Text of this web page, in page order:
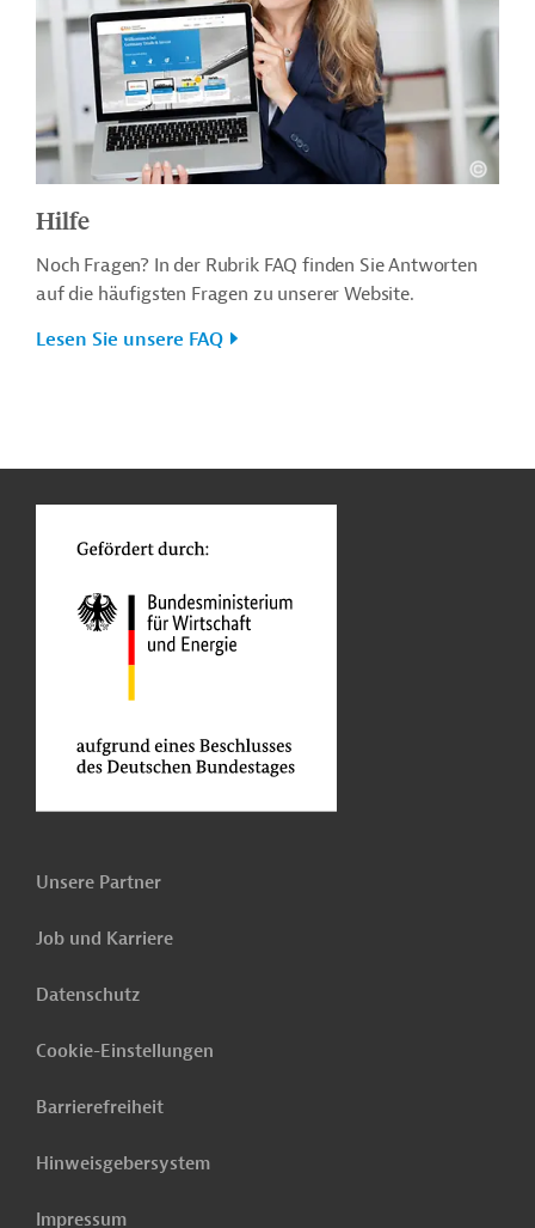
Hilfe
Noch Fragen? In der Rubrik FAQ finden Sie Antworten
auf die häufigsten Fragen zu unserer Website.
Lesen Sie unsere FAQ
Unsere Partner
Job und Karriere
Datenschutz
Cookie-Einstellungen
Barrierefreiheit
Hinweisgebersystem
Impressum